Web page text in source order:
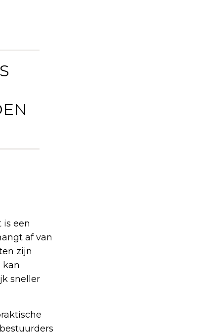
is een
af van
zijn
kan
sneller